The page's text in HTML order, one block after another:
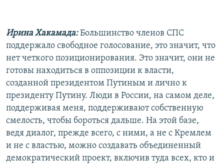
Ирина Хакамада:Большинство членов СПС
поддержало свободное голосование, это значит, что
нет четкого позиционирования. Это значит, они не
готовы находиться в оппозиции к власти,
созданной президентом Путиным и лично к
президенту Путину. Люди в России, на самом деле,
поддерживая меня, поддерживают собственную
смелость, чтобы бороться дальше. На этой базе,
ведя диалог, прежде всего, с ними, а не с Кремлем
и не с властью, можно создавать объединенный
демократический проект, включив туда всех, кто и